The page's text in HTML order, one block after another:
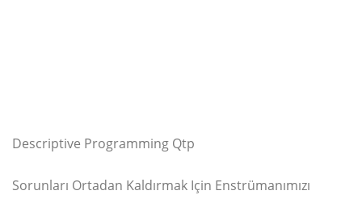
Descriptive Programming Qtp
Sorunları Ortadan Kaldırmak Için Enstrümanımızı